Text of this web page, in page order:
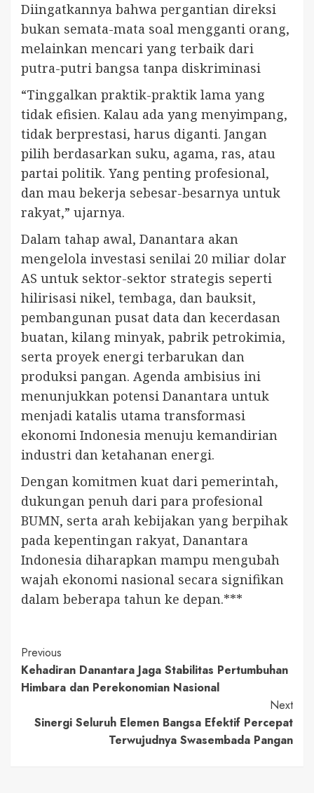
Diingatkannya bahwa pergantian direksi
bukan semata-mata soal mengganti orang,
melainkan mencari yang terbaik dari
putra-putri bangsa tanpa diskriminasi
“Tinggalkan praktik-praktik lama yang
tidak efisien. Kalau ada yang menyimpang,
tidak berprestasi, harus diganti. Jangan
pilih berdasarkan suku, agama, ras, atau
partai politik. Yang penting profesional,
dan mau bekerja sebesar-besarnya untuk
rakyat,” ujarnya.
Dalam tahap awal, Danantara akan
mengelola investasi senilai 20 miliar dolar
AS untuk sektor-sektor strategis seperti
hilirisasi nikel, tembaga, dan bauksit,
pembangunan pusat data dan kecerdasan
buatan, kilang minyak, pabrik petrokimia,
serta proyek energi terbarukan dan
produksi pangan. Agenda ambisius ini
menunjukkan potensi Danantara untuk
menjadi katalis utama transformasi
ekonomi Indonesia menuju kemandirian
industri dan ketahanan energi.
Dengan komitmen kuat dari pemerintah,
dukungan penuh dari para profesional
BUMN, serta arah kebijakan yang berpihak
pada kepentingan rakyat, Danantara
Indonesia diharapkan mampu mengubah
wajah ekonomi nasional secara signifikan
dalam beberapa tahun ke depan.***
Continue
Reading
Previous
Kehadiran Danantara Jaga Stabilitas Pertumbuhan
Himbara dan Perekonomian Nasional
Next
Sinergi Seluruh Elemen Bangsa Efektif Percepat
Terwujudnya Swasembada Pangan